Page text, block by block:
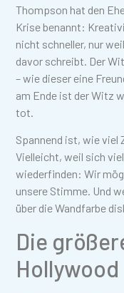
Thompson hat den
Krise benannt:
nicht schneller, nur
davor schreibt. Der
– wie dieser eine
am Ende ist der Witz
tot.
Spannend ist, wie
Vielleicht, weil sich
wiederfinden: Wir
unsere Stimme. Und
über die Wandfarbe
Die
Hollywood